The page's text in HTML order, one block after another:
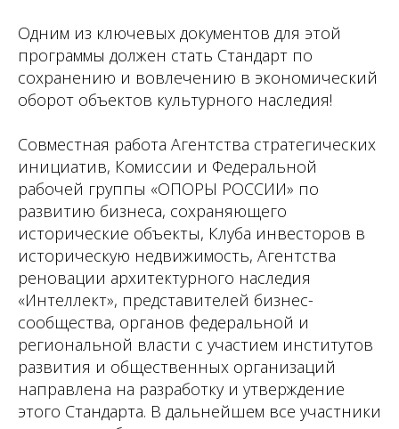
Одним из ключевых документов для этой
программы должен стать Стандарт по
сохранению и вовлечению в экономический
оборот объектов культурного наследия!
Совместная работа Агентства стратегических
инициатив, Комиссии и Федеральной
рабочей группы «ОПОРЫ РОССИИ» по
развитию бизнеса, сохраняющего
исторические объекты, Клуба инвесторов в
историческую недвижимость, Агентства
реновации архитектурного наследия
«Интеллект», представителей бизнес-
сообщества, органов федеральной и
региональной власти с участием институтов
развития и общественных организаций
направлена на разработку и утверждение
этого Стандарта. В дальнейшем все участники